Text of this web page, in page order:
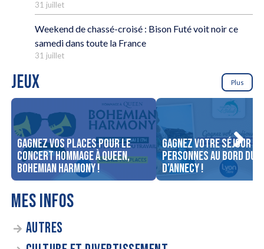
31 juillet
Weekend de chassé-croisé : Bison Futé voit noir ce
samedi dans toute la France
31 juillet
JEUX Plus
Gagnez vos places pour le
concert Hommage à Queen,
Bohemian Harmony !
Gagnez votre séjour
personnes au bord du
d’Annecy !
MES INFOS
AUTRES